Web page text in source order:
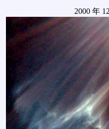
2000 年